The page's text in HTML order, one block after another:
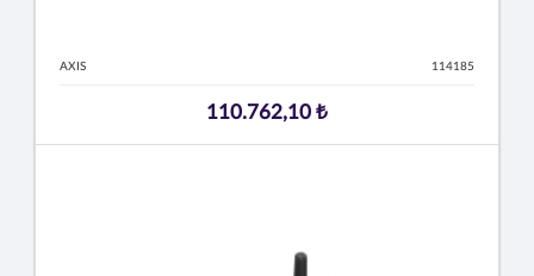
AXIS 114185
110.762,10 ₺